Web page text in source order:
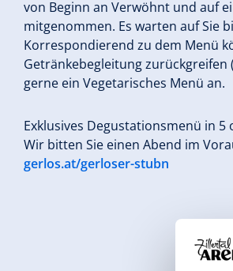
von Beginn an Verwöhnt und auf
mitgenommen. Es warten auf Sie
Korrespondierend zu dem Menü
Getränkebegleitung
gerne ein Vegetarisches Menü an.
Exklusives Degustationsmenü in 5
Wir bitten Sie einen Abend im
gerlos.at/gerloser-stubn